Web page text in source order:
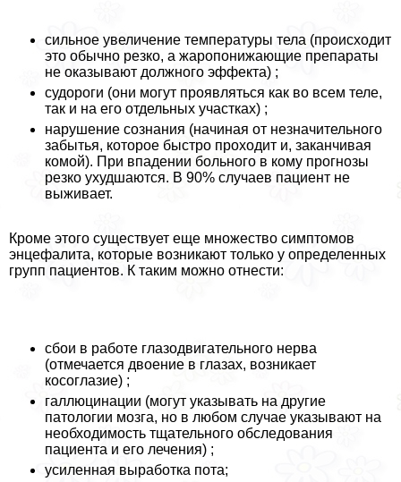
сильное увеличение температуры тела (происходит
это обычно резко, а жаропонижающие препараты
не оказывают должного эффекта) ;
судороги (они могут проявляться как во всем теле,
так и на его отдельных участках) ;
нарушение сознания (начиная от незначительного
забытья, которое быстро проходит и, заканчивая
комой). При впадении больного в кому прогнозы
резко ухудшаются. В 90% случаев пациент не
выживает.
Кроме этого существует еще множество симптомов
энцефалита, которые возникают только у определенных
групп пациентов. К таким можно отнести:
сбои в работе глазодвигательного нерва
(отмечается двоение в глазах, возникает
косоглазие) ;
галлюцинации (могут указывать на другие
патологии мозга, но в любом случае указывают на
необходимость тщательного обследования
пациента и его лечения) ;
усиленная выработка пота;